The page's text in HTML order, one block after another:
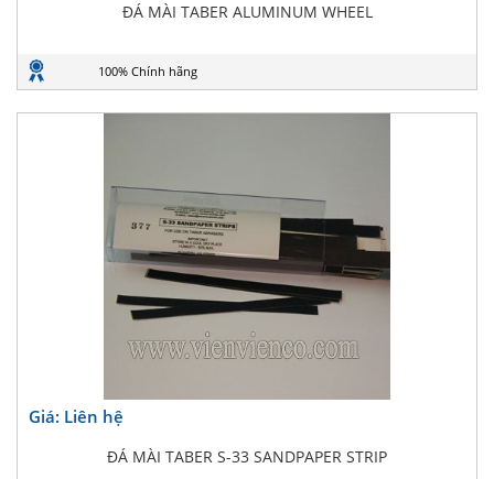
ĐÁ MÀI TABER ALUMINUM WHEEL
100% Chính hãng
Giá: Liên hệ
ĐÁ MÀI TABER S-33 SANDPAPER STRIP